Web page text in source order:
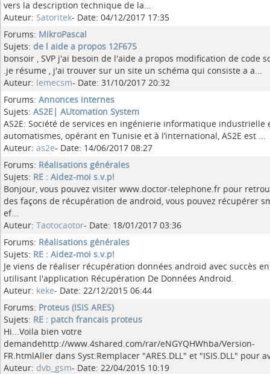
vers la description technique de la...
Auteur: Satoritek- Date: 04/12/2017 17:35
Forums: MikroPascal
Sujets: de l aide a propos 12F675
bonsoir , SVP j'ai besoin de l'aide a propos modification de code
.je résume , j'ai trouver sur un site un schéma qui consiste a a...
Auteur: lemecsm- Date: 31/10/2017 20:32
Forums: Annonces internes
Sujets: AS2E| AUtomation System
AS2E: Société de services en ingénierie informatique industrielle
automatismes, opérant en Tunisie et à l’international, AS2E est ...
Auteur: as2e- Date: 14/06/2017 08:27
Forums: Réalisations générales
Sujets: RE : Aidez-moi s.v.p!
Bonjour, vous pouvez visiter www.doctor-telephone.fr pour
des façons de récupération de android, vous pouvez récupérer
ef...
Auteur: Taotocaotor- Date: 18/01/2017 03:36
Forums: Réalisations générales
Sujets: RE : Aidez-moi s.v.p!
Je viens de réaliser récupération données android avec succès en
utilisant l'application Récupération De Données Android.
Auteur: keke- Date: 22/12/2015 06:44
Forums: Proteus (ISIS ARES)
Sujets: RE : patch francais proteus
Hi...Voila bien votre
demandehttp://www.4shared.com/rar/eNGYQHWhba/Version-
FR.htmlAller dans Syst:Remplacer "ARES.DLL" et "ISIS.DLL" pour
Auteur: dvb_gsm- Date: 22/04/2015 10:19